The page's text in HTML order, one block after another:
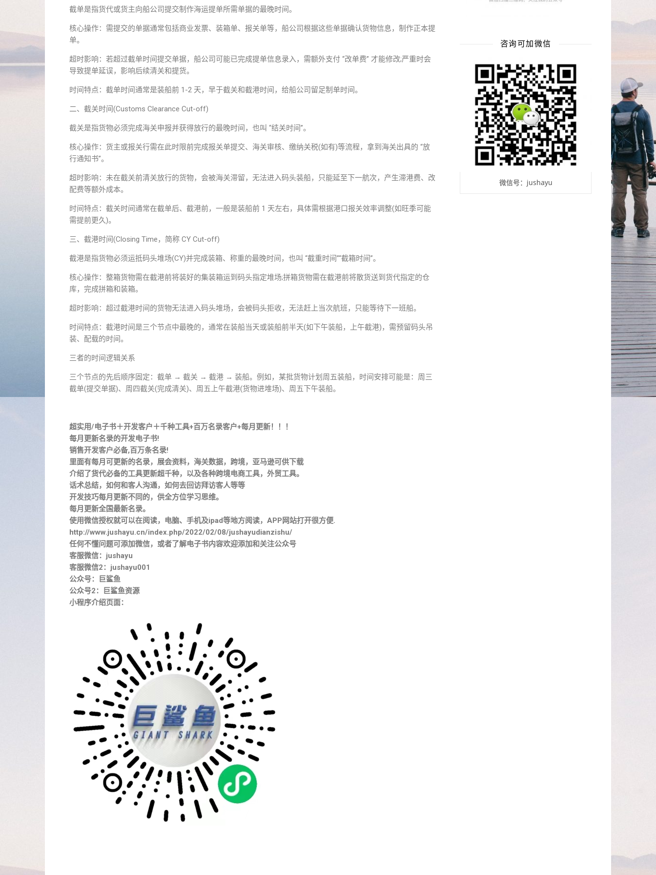
截单是指货代或货主向船公司提交制作海运提单所需单据的最晚时间。
核心操作：需提交的单据通常包括商业发票、装箱单、报关单等，船公司根据这些单据确认货物信息，制作正本提
单。
超时影响：若超过截单时间提交单据，船公司可能已完成提单信息录入，需额外支付 “改单费” 才能修改;严重时会
导致提单延误，影响后续清关和提货。
时间特点：截单时间通常是装船前 1-2 天，早于截关和截港时间，给船公司留足制单时间。
二、截关时间(Customs Clearance Cut-off)
截关是指货物必须完成海关申报并获得放行的最晚时间，也叫 “结关时间”。
核心操作：货主或报关行需在此时限前完成报关单提交、海关审核、缴纳关税(如有)等流程，拿到海关出具的 “放
行通知书”。
超时影响：未在截关前清关放行的货物，会被海关滞留，无法进入码头装船，只能延至下一航次，产生滞港费、改
配费等额外成本。
时间特点：截关时间通常在截单后、截港前，一般是装船前 1 天左右，具体需根据港口报关效率调整(如旺季可能
需提前更久)。
三、截港时间(Closing Time，简称 CY Cut-off)
截港是指货物必须运抵码头堆场(CY)并完成装箱、称重的最晚时间，也叫 “截重时间”“截箱时间”。
核心操作：整箱货物需在截港前将装好的集装箱运到码头指定堆场;拼箱货物需在截港前将散货送到货代指定的仓
库，完成拼箱和装箱。
超时影响：超过截港时间的货物无法进入码头堆场，会被码头拒收，无法赶上当次航班，只能等待下一班船。
时间特点：截港时间是三个节点中最晚的，通常在装船当天或装船前半天(如下午装船，上午截港)，需预留码头吊
装、配载的时间。
三者的时间逻辑关系
三个节点的先后顺序固定：截单 → 截关 → 截港 → 装船。例如，某批货物计划周五装船，时间安排可能是：周三
截单(提交单据)、周四截关(完成清关)、周五上午截港(货物进堆场)、周五下午装船。
超实用/电子书＋开发客户＋千种工具+百万名录客户+每月更新！！！
每月更新名录的开发电子书!
销售开发客户必备,百万条名录!
里面有每月可更新的名录，展会资料，海关数据，跨境，亚马逊可供下载
介绍了货代必备的工具更新超千种，以及各种跨境电商工具，外贸工具。
话术总结，如何和客人沟通，如何去回访拜访客人等等
开发技巧每月更新不同的，供全方位学习思维。
每月更新全国最新名录。
使用微信授权就可以在阅读，电脑、手机及ipad等地方阅读，APP网站打开很方便.
http://www.jushayu.cn/index.php/2022/02/08/jushayudianzishu/
任何不懂问题可添加微信，或者了解电子书内容欢迎添加和关注公众号
客服微信：jushayu
客服微信2：jushayu001
公众号：巨鲨鱼
公众号2：巨鲨鱼资源
小程序介绍页面：
咨询可加微信
微信号：jushayu